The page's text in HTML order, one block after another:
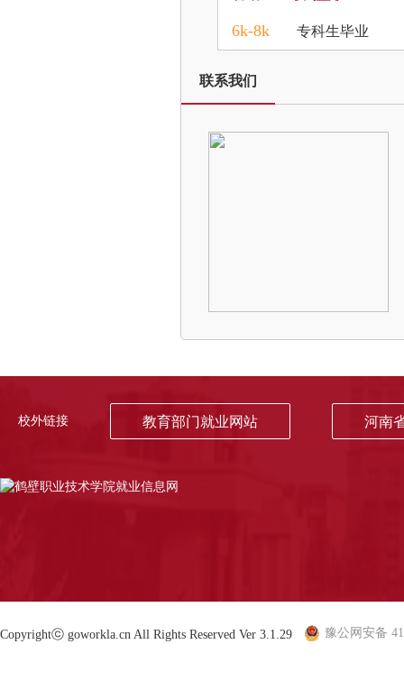
6k-8k 专科生毕业
联系我们
校外链接 教育部门就业网站 河南
Copyrightⓒ goworkla.cn All Rights Reserved Ver 3.1.29 豫公网安备